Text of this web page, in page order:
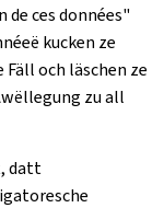
ces données"
kucken ze
och läschen ze
zu all
datt